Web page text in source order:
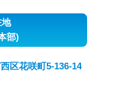
地
部)
区花咲町5-136-14